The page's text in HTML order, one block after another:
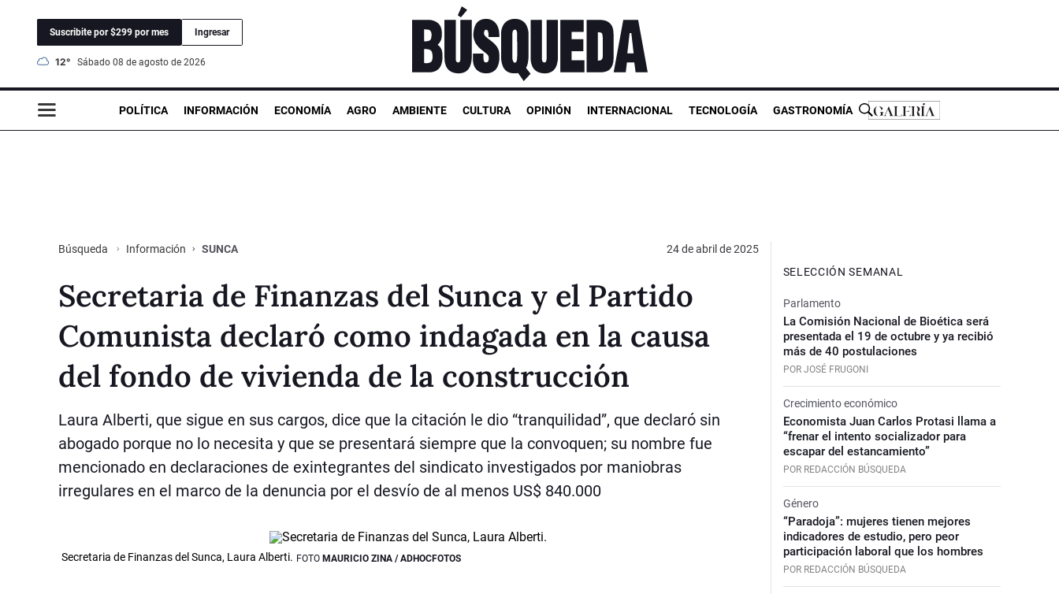
Suscribite por $299 por mes Ingresar
12° sábado 08 de agosto de 2026
POLÍTICA INFORMACIÓN ECONOMÍA AGRO AMBIENTE CULTURA OPINIÓN INTERNACIONAL TECNOLOGÍA GASTRONOMÍA
Búsqueda Información SUNCA 24 de abril de 2025
Secretaria de Finanzas del Sunca y el Partido
Comunista declaró como indagada en la causa
del fondo de vivienda de la construcción
Laura Alberti, que sigue en sus cargos, dice que la citación le dio “tranquilidad”, que declaró sin
abogado porque no lo necesita y que se presentará siempre que la convoquen; su nombre fue
mencionado en declaraciones de exintegrantes del sindicato investigados por maniobras
irregulares en el marco de la denuncia por el desvío de al menos US$ 840.000
Secretaria de Finanzas del Sunca, Laura Alberti. FOTO MAURICIO ZINA / ADHOCFOTOS
SELECCIÓN SEMANAL
Parlamento
La Comisión Nacional de Bioética será
presentada el 19 de octubre y ya recibió
más de 40 postulaciones
POR JOSÉ FRUGONI
Crecimiento económico
Economista Juan Carlos Protasi llama a
“frenar el intento socializador para
escapar del estancamiento”
POR REDACCIÓN BÚSQUEDA
Género
“Paradoja”: mujeres tienen mejores
indicadores de estudio, pero peor
participación laboral que los hombres
POR REDACCIÓN BÚSQUEDA